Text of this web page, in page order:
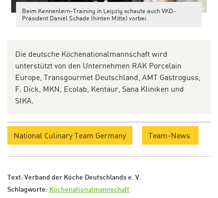
Beim Kennenlern-Training in Leipzig schaute auch VKD-
Präsident Daniel Schade (hinten Mitte) vorbei.
Die deutsche Köchenationalmannschaft wird
unterstützt von den Unternehmen RAK Porcelain
Europe, Transgourmet Deutschland, AMT Gastroguss,
F. Dick, MKN, Ecolab, Kentaur, Sana Kliniken und
SIKA.
National Culinary Team Germany Team-News
Text: Verband der Köche Deutschlands e. V.
Schlagworte: Köchenationalmannschaft